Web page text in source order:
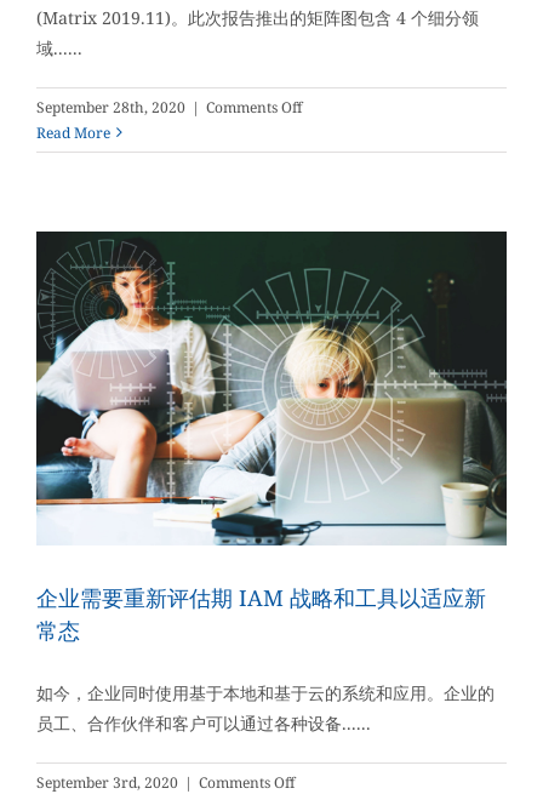
(Matrix 2019.11)。此次报告推出的矩阵图包含 4 个细分领
域......
September 28th, 2020 | Comments Offon
讯
选
中
国
网
络
安
全
能
力
图
的
份
安
Read More
企业需要重新评估期 IAM 战略和工具以适应新
常态
如今，企业同时使用基于本地和基于云的系统和应用。企业的
员工、合作伙伴和客户可以通过各种设备......
September 3rd, 2020 | Comments Offon